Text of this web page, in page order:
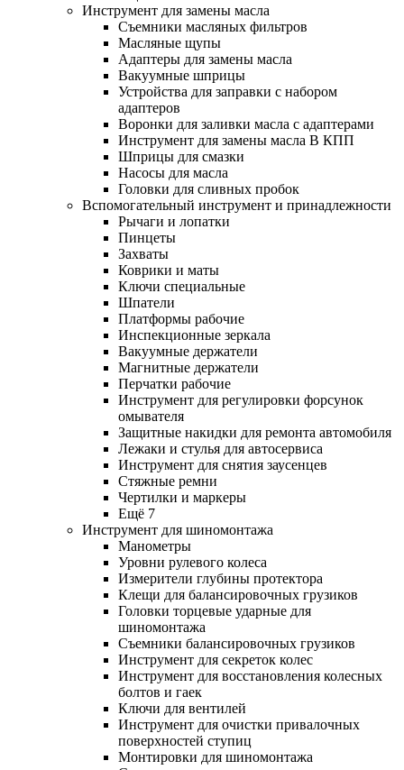
Инструмент для замены масла
Съемники масляных фильтров
Масляные щупы
Адаптеры для замены масла
Вакуумные шприцы
Устройства для заправки с набором
адаптеров
Воронки для заливки масла с адаптерами
Инструмент для замены масла В КПП
Шприцы для смазки
Насосы для масла
Головки для сливных пробок
Вспомогательный инструмент и принадлежности
Рычаги и лопатки
Пинцеты
Захваты
Коврики и маты
Ключи специальные
Шпатели
Платформы рабочие
Инспекционные зеркала
Вакуумные держатели
Магнитные держатели
Перчатки рабочие
Инструмент для регулировки форсунок
омывателя
Защитные накидки для ремонта автомобиля
Лежаки и стулья для автосервиса
Инструмент для снятия заусенцев
Стяжные ремни
Чертилки и маркеры
Ещё 7
Инструмент для шиномонтажа
Манометры
Уровни рулевого колеса
Измерители глубины протектора
Клещи для балансировочных грузиков
Головки торцевые ударные для
шиномонтажа
Съемники балансировочных грузиков
Инструмент для секреток колес
Инструмент для восстановления колесных
болтов и гаек
Ключи для вентилей
Инструмент для очистки привалочных
поверхностей ступиц
Монтировки для шиномонтажа